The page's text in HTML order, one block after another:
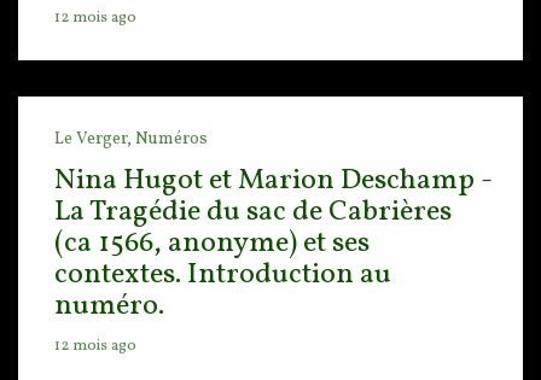
12 mois ago
Le Verger, Numéros
Nina Hugot et Marion Deschamp -
La Tragédie du sac de Cabrières
(ca 1566, anonyme) et ses
contextes. Introduction au
numéro.
12 mois ago